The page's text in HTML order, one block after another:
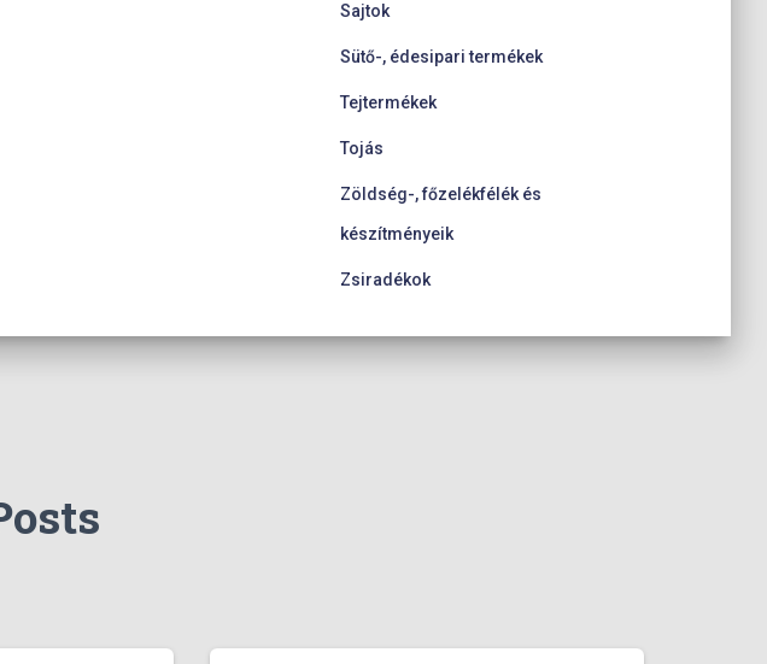
Sajtok
Sütő-, édesipari termékek
Tejtermékek
Tojás
Zöldség-, főzelékfélék és
készítményeik
Zsiradékok